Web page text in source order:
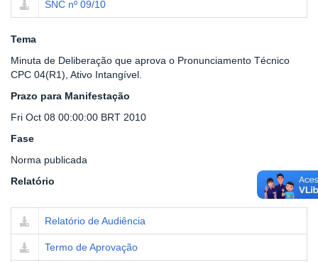
SNC nº 09/10
Tema
Minuta de Deliberação que aprova o Pronunciamento Técnico
CPC 04(R1), Ativo Intangível.
Prazo para Manifestação
Fri Oct 08 00:00:00 BRT 2010
Fase
Norma publicada
Relatório
Relatório de Audiência
Termo de Aprovação